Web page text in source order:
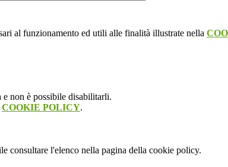
al funzionamento ed utili alle finalità illustrate nella
non è possibile disabilitarli.
COOKIE POLICY.
consultare l'elenco nella pagina della cookie policy.